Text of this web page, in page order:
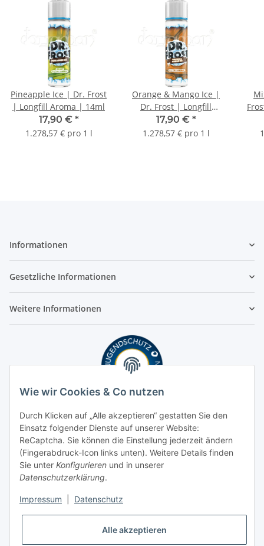
Pineapple Ice | Dr. Frost
| Longfill Aroma | 14ml
17,90 € *
1.278,57 € pro 1 l
Orange & Mango Ice |
Dr. Frost | Longfill
Aroma | 14ml
17,90 € *
1.278,57 € pro 1 l
Informationen
Gesetzliche Informationen
Weitere Informationen
Wie wir Cookies & Co nutzen
Durch Klicken auf „Alle akzeptieren“ gestatten Sie den
Einsatz folgender Dienste auf unserer Website:
ReCaptcha. Sie können die Einstellung jederzeit ändern
(Fingerabdruck-Icon links unten). Weitere Details finden
Sie unter Konfigurieren und in unserer
Datenschutzerklärung.
Impressum Datenschutz
Alle akzeptieren